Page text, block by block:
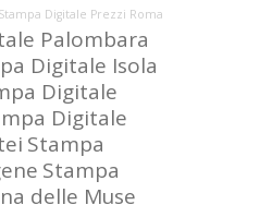
Stampa Digitale Prezzi Roma
Palombara
Digitale Isola
Digitale
Digitale
Stampa
Stampa
delle Muse